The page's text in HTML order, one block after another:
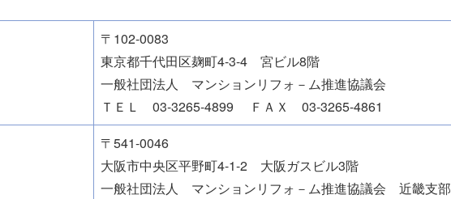
〒102-0083
東京都千代田区麹町4-3-4 宮ビル8階
一般社団法人 マンションリフォ－ム推進協議会
ＴＥＬ 03-3265-4899 ＦＡＸ 03-3265-4861
〒541-0046
大阪市中央区平野町4-1-2 大阪ガスビル3階
一般社団法人 マンションリフォ－ム推進協議会 近畿支部